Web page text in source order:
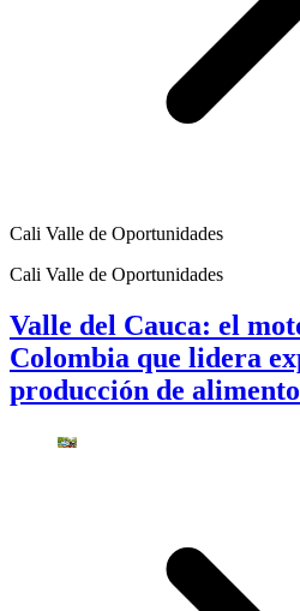
Cali Valle de Oportunidades
Cali Valle de Oportunidades
Valle del Cauca: el
Colombia que lidera
producción de